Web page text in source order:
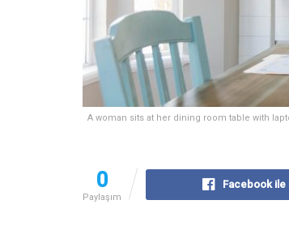
A woman sits at her dining room table with
0
Paylaşım
Facebook ile